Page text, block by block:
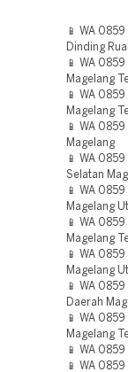
📱 WA
Dinding
📱 WA
Magelang
📱 WA
Magelang
📱 WA
Magelang
📱 WA
Selatan
📱 WA
Magelang
📱 WA
Magelang
📱 WA
Magelang
📱 WA
Daerah
📱 WA
Magelang
📱 WA
📱 WA